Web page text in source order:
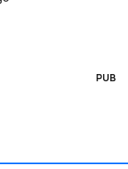
PUB